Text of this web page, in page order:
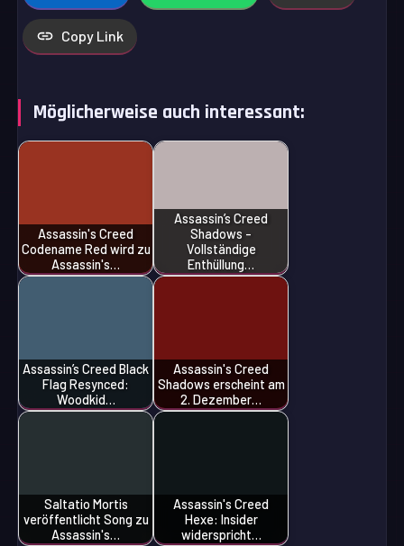
Copy Link
Möglicherweise auch interessant:
Assassin's Creed
Codename Red wird zu
Assassin's…
Assassin’s Creed
Shadows -
Vollständige
Enthüllung…
Assassin’s Creed Black
Flag Resynced:
Woodkid…
Assassin's Creed
Shadows erscheint am
2. Dezember…
Saltatio Mortis
veröffentlicht Song zu
Assassin's…
Assassin's Creed
Hexe: Insider
widerspricht…